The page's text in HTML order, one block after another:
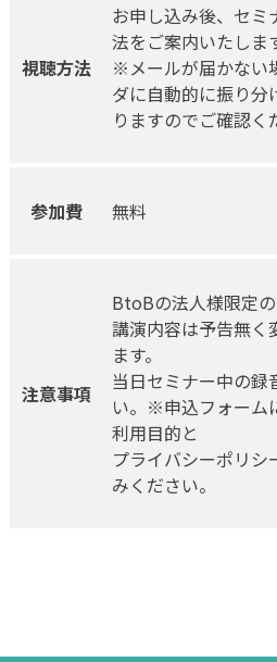
視聴方法
お申し込み後、セミ
法をご案内いたしま
※メールが届かない
ダに自動的に振り分
りますのでご確認く
参加費 無料
注意事項
BtoBの法人様限定の
講演内容は予告無く
ます。
当日セミナー中の録
い。※申込フォーム
利用目的と
プライバシーポリ
みください。